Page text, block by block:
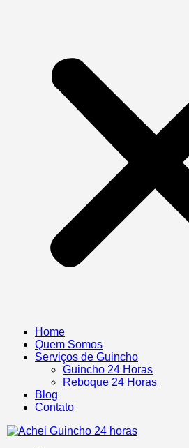
Home
Quem Somos
Serviços de Guincho
Guincho 24 Horas
Reboque 24 Horas
Blog
Contato